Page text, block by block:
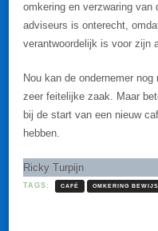
omkering en verzwaring
adviseurs is onterecht,
verantwoordelijk is voor zijn
Nou kan de ondernemer
zeer feitelijke zaak. Maar
bij de start van een nieuw
hebben.
Ricky Turpijn
TAGS: CAFÉ OMKERING